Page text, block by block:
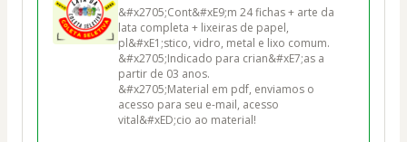
&#x2705;Cont&#xE9;m 24 fichas + arte da
lata completa + lixeiras de papel,
pl&#xE1;stico, vidro, metal e lixo comum.
&#x2705;Indicado para crian&#xE7;as a
partir de 03 anos.
&#x2705;Material em pdf, enviamos o
acesso para seu e-mail, acesso
vital&#xED;cio ao material!